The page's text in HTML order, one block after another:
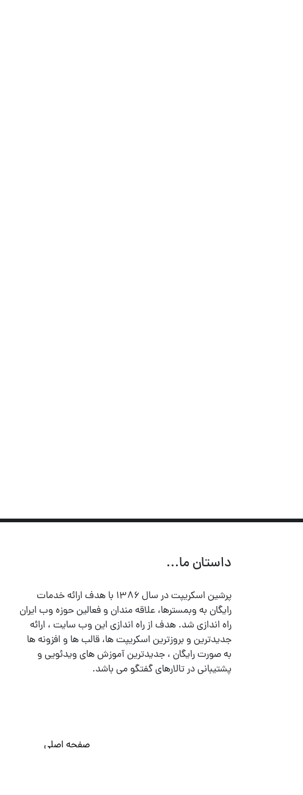
داستان ما...
پرشین اسکریپت در سال ۱۳۸۶ با هدف ارائه خدمات
رایگان به وبمسترها، علاقه مندان و فعالین حوزه وب ایران
راه اندازی شد. هدف از راه اندازی این وب سایت ، ارائه
جدیدترین و بروزترین اسکریپت ها، قالب ها و افزونه ها
به صورت رایگان ، جدیدترین آموزش های ویدئویی و
پشتیبانی در تالارهای گفتگو می باشد.
صفحه اصلی